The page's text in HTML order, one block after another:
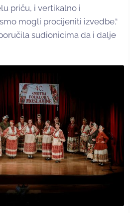
priču, i vertikalno i
mogli procijeniti izvedbe.“
sudionicima da i dalje